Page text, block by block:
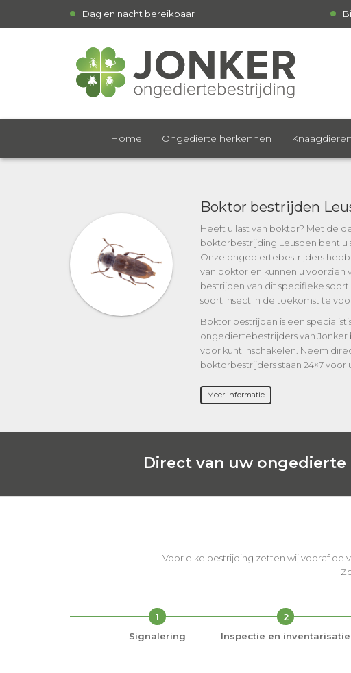
Dag en nacht bereikbaar
Home Ongedierte herkennen
Boktor bestrijden
Heeft u last van boktor? Met de
boktorbestrijding Leusden bent u
Onze ongediertebestrijders
van boktor en kunnen u
bestrijden van dit specifieke
soort insect in de toekomst te
Boktor bestrijden is een
ongediertebestrijders van
voor kunt inschakelen. Neem
boktorbestrijders staan 24×7 voor
Meer informatie
Direct van uw ongedierte
Voor elke bestrijding zetten wij vooraf de
1
Signalering
2
Inspectie en inventarisatie